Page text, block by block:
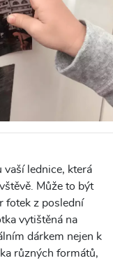
lednice, která
Může to být
fotek z poslední
vytištěná na
dárkem nejen k
různých formátů,